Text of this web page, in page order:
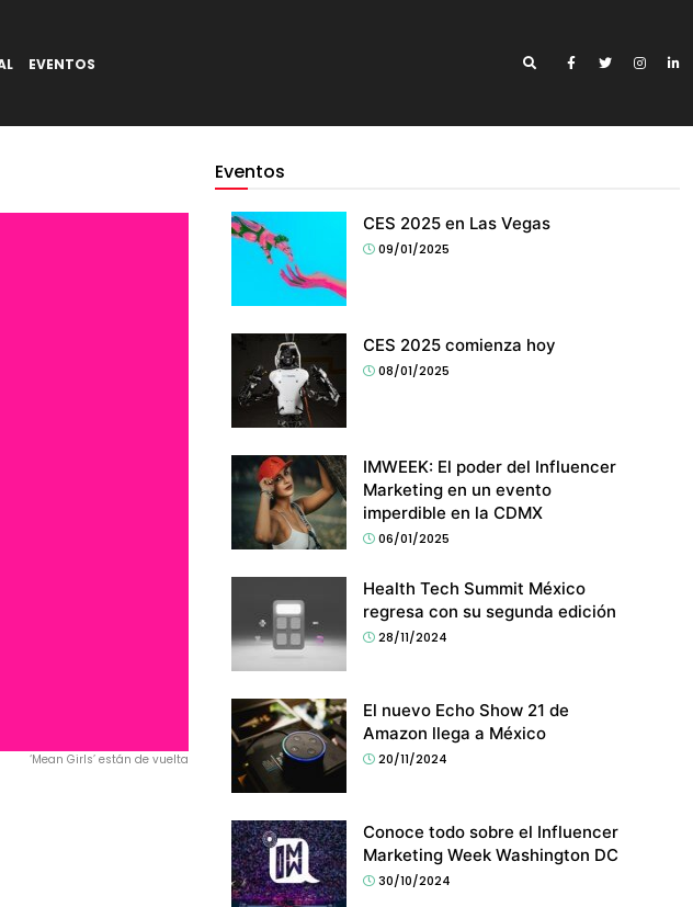
EVENTOS
‘Mean Girls’ están de vuelta
Eventos
CES 2025 en Las Vegas
09/01/2025
CES 2025 comienza hoy
08/01/2025
IMWEEK: El poder del Influencer
Marketing en un evento
imperdible en la CDMX
06/01/2025
Health Tech Summit México
regresa con su segunda edición
28/11/2024
El nuevo Echo Show 21 de
Amazon llega a México
20/11/2024
Conoce todo sobre el Influencer
Marketing Week Washington DC
30/10/2024